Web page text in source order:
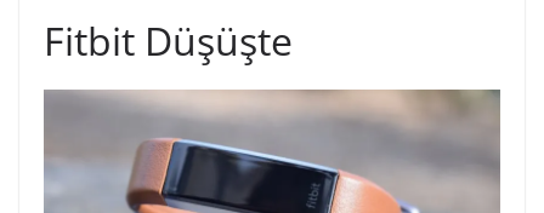
Fitbit Düşüşte